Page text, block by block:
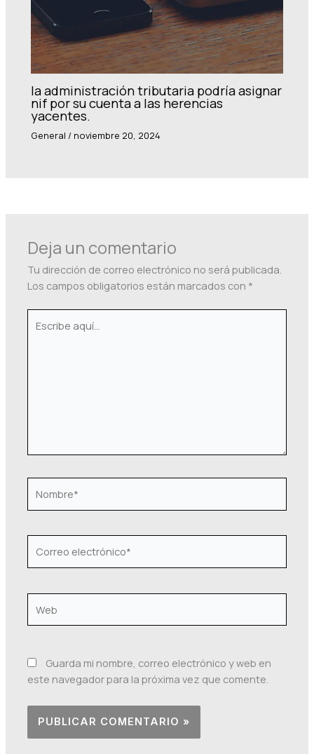
la administración tributaria podría asignar
nif por su cuenta a las herencias
yacentes.
General / noviembre 20, 2024
Deja un comentario
Tu dirección de correo electrónico no será publicada.
Los campos obligatorios están marcados con *
aquí...
electrónico*
Guarda mi nombre, correo electrónico y web en
este navegador para la próxima vez que comente.